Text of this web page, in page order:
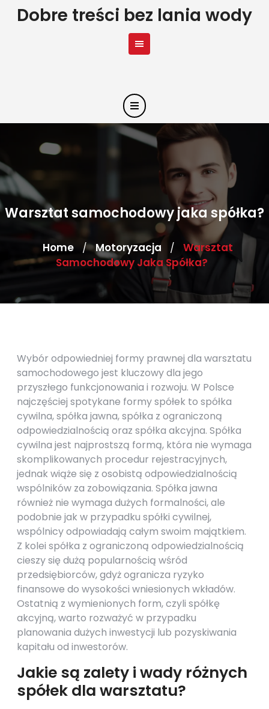
SkipDobre treści bez lania wody
Warsztat samochodowy jaka spółka?
Home / Motoryzacja /
Warsztat
Samochodowy Jaka Spółka?
Wybór odpowiedniej formy prawnej dla warsztatu
samochodowego jest kluczowy dla jego
przyszłego funkcjonowania i rozwoju. W Polsce
najczęściej spotykane formy spółek to spółka
cywilna, spółka jawna, spółka z ograniczoną
odpowiedzialnością oraz spółka akcyjna. Spółka
cywilna jest najprostszą formą, która nie wymaga
skomplikowanych procedur rejestracyjnych,
jednak wiąże się z osobistą odpowiedzialnością
wspólników za zobowiązania. Spółka jawna
również nie wymaga dużych formalności, ale
podobnie jak w przypadku spółki cywilnej,
wspólnicy odpowiadają całym swoim majątkiem.
Z kolei spółka z ograniczoną odpowiedzialnością
cieszy się dużą popularnością wśród
przedsiębiorców, gdyż ogranicza ryzyko
finansowe do wysokości wniesionych wkładów.
Ostatnią z wymienionych form, czyli spółkę
akcyjną, warto rozważyć w przypadku
planowania dużych inwestycji lub pozyskiwania
kapitału od inwestorów.
Jakie są zalety i wady różnych
spółek dla warsztatu?